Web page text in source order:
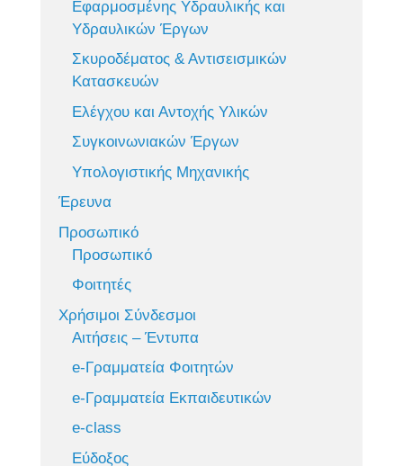
Εφαρμοσμένης Υδραυλικής και
Υδραυλικών Έργων
Σκυροδέματος & Αντισεισμικών
Κατασκευών
Ελέγχου και Αντοχής Υλικών
Συγκοινωνιακών Έργων
Υπολογιστικής Μηχανικής
Έρευνα
Προσωπικό
Προσωπικό
Φοιτητές
Χρήσιμοι Σύνδεσμοι
Αιτήσεις – Έντυπα
e-Γραμματεία Φοιτητών
e-Γραμματεία Εκπαιδευτικών
e-class
Εύδοξος